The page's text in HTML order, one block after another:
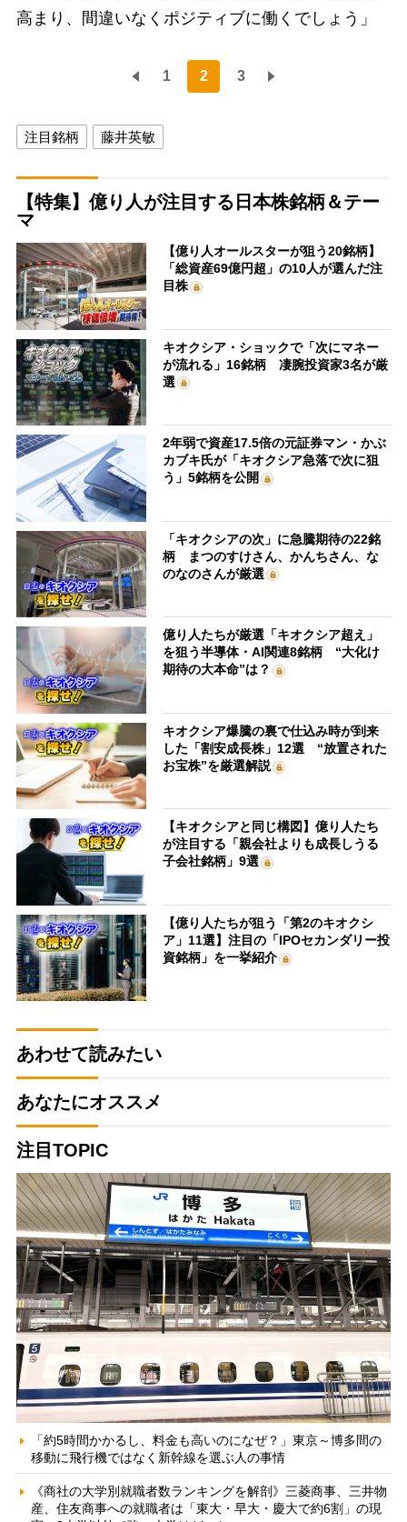
高まり、間違いなくポジティブに働くでしょう」
1 2 3
注目銘柄 藤井英敏
【特集】億り人が注目する日本株銘柄＆テー
マ
【億り人オールスターが狙う20銘柄】
「総資産69億円超」の10人が選んだ注
目株
キオクシア・ショックで「次にマネー
が流れる」16銘柄 凄腕投資家3名が厳
選
2年弱で資産17.5倍の元証券マン・かぶ
カブキ氏が「キオクシア急落で次に狙
う」5銘柄を公開
「キオクシアの次」に急騰期待の22銘
柄 まつのすけさん、かんちさん、な
のなのさんが厳選
億り人たちが厳選「キオクシア超え」
を狙う半導体・AI関連8銘柄 “大化け
期待の大本命”は？
キオクシア爆騰の裏で仕込み時が到来
した「割安成長株」12選 “放置された
お宝株”を厳選解説
【キオクシアと同じ構図】億り人たち
が注目する「親会社よりも成長しうる
子会社銘柄」9選
【億り人たちが狙う「第2のキオクシ
ア」11選】注目の「IPOセカンダリー投
資銘柄」を一挙紹介
あわせて読みたい
あなたにオススメ
注目TOPIC
「約5時間かかるし、料金も高いのになぜ？」東京～博多間の
移動に飛行機ではなく新幹線を選ぶ人の事情
《商社の大学別就職者数ランキングを解剖》三菱商事、三井物
産、住友商事への就職者は「東大・早大・慶大で約6割」の現